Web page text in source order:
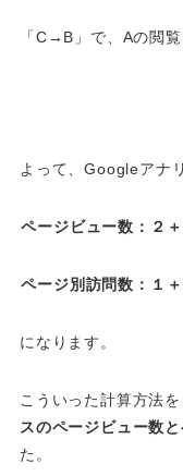
「C→B」で、Aの閲
よって、Googleアナ
ページビュー数：２
ページ別訪問数：１＋
になります。
こういった計算方法を
スのページビュー数
た。